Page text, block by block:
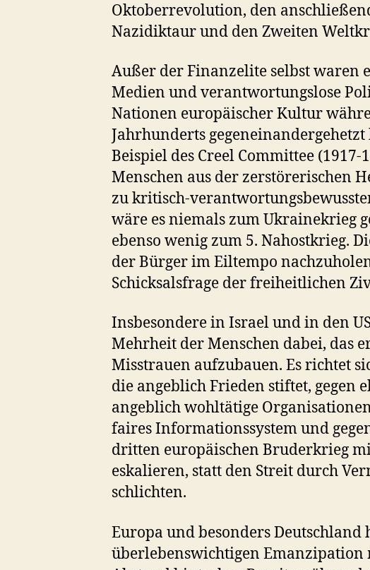
Oktoberrevolution, den
Nazidiktaur und den Zweiten
Außer der Finanzelite selbst waren
Medien und verantwortungslose
Nationen europäischer Kultur
Jahrhunderts gegeneinandergehetzt
Beispiel des Creel Committee (1917-
Menschen aus der zerstörerischen
zu kritisch-
wäre es niemals zum Ukrainekrieg
ebenso wenig zum 5. Nahostkrieg.
der Bürger im Eiltempo
Schicksalsfrage der freiheitlichen
Insbesondere in Israel und in den
Mehrheit der Menschen dabei, das
Misstrauen aufzubauen. Es richtet
die angeblich Frieden stiftet, gegen
angeblich wohltätige
faires Informationssystem und
dritten europäischen Bruderkrieg
eskalieren, statt den Streit durch
schlichten.
Europa und besonders Deutschland
überlebenswichtigen